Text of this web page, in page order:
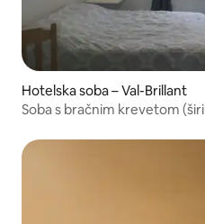
Hotelska soba – Val-Brillant
Soba s bračnim krevetom